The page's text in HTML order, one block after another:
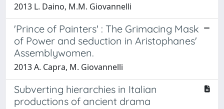
2013 L. Daino, M.M. Giovannelli
'Prince of Painters' : The Grimacing Mask
of Power and seduction in Aristophanes'
Assemblywomen.
2013 A. Capra, M. Giovannelli
Subverting hierarchies in Italian
productions of ancient drama